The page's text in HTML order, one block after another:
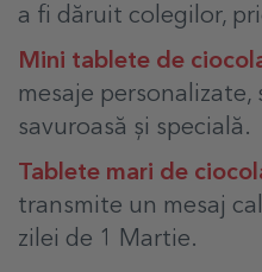
a fi dăruit colegilor,
Mini tablete de
mesaje personalizate,
savuroasă și specială.
Tablete mari de
transmite un mesaj
zilei de 1 Martie.